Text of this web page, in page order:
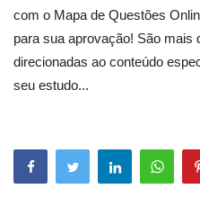
Cursos Online
com o Mapa de Questões
para sua aprovação! São mais
direcionadas ao conteúdo
seu estudo...